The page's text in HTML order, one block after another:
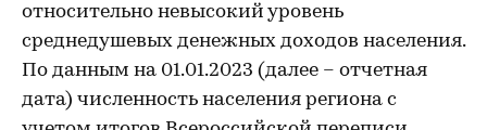
относительно невысокий уровень
среднедушевых денежных доходов населения.
По данным на 01.01.2023 (далее – отчетная
дата) численность населения региона с